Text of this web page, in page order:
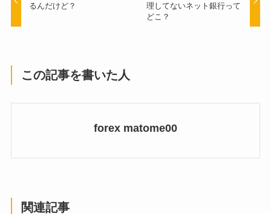
るんだけど？
理してないネット銀行って
どこ？
この記事を書いた人
forex matome00
関連記事